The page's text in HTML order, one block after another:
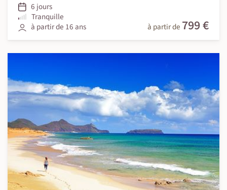
6 jours
Tranquille
à partir de 16 ans
à partir de 799 €